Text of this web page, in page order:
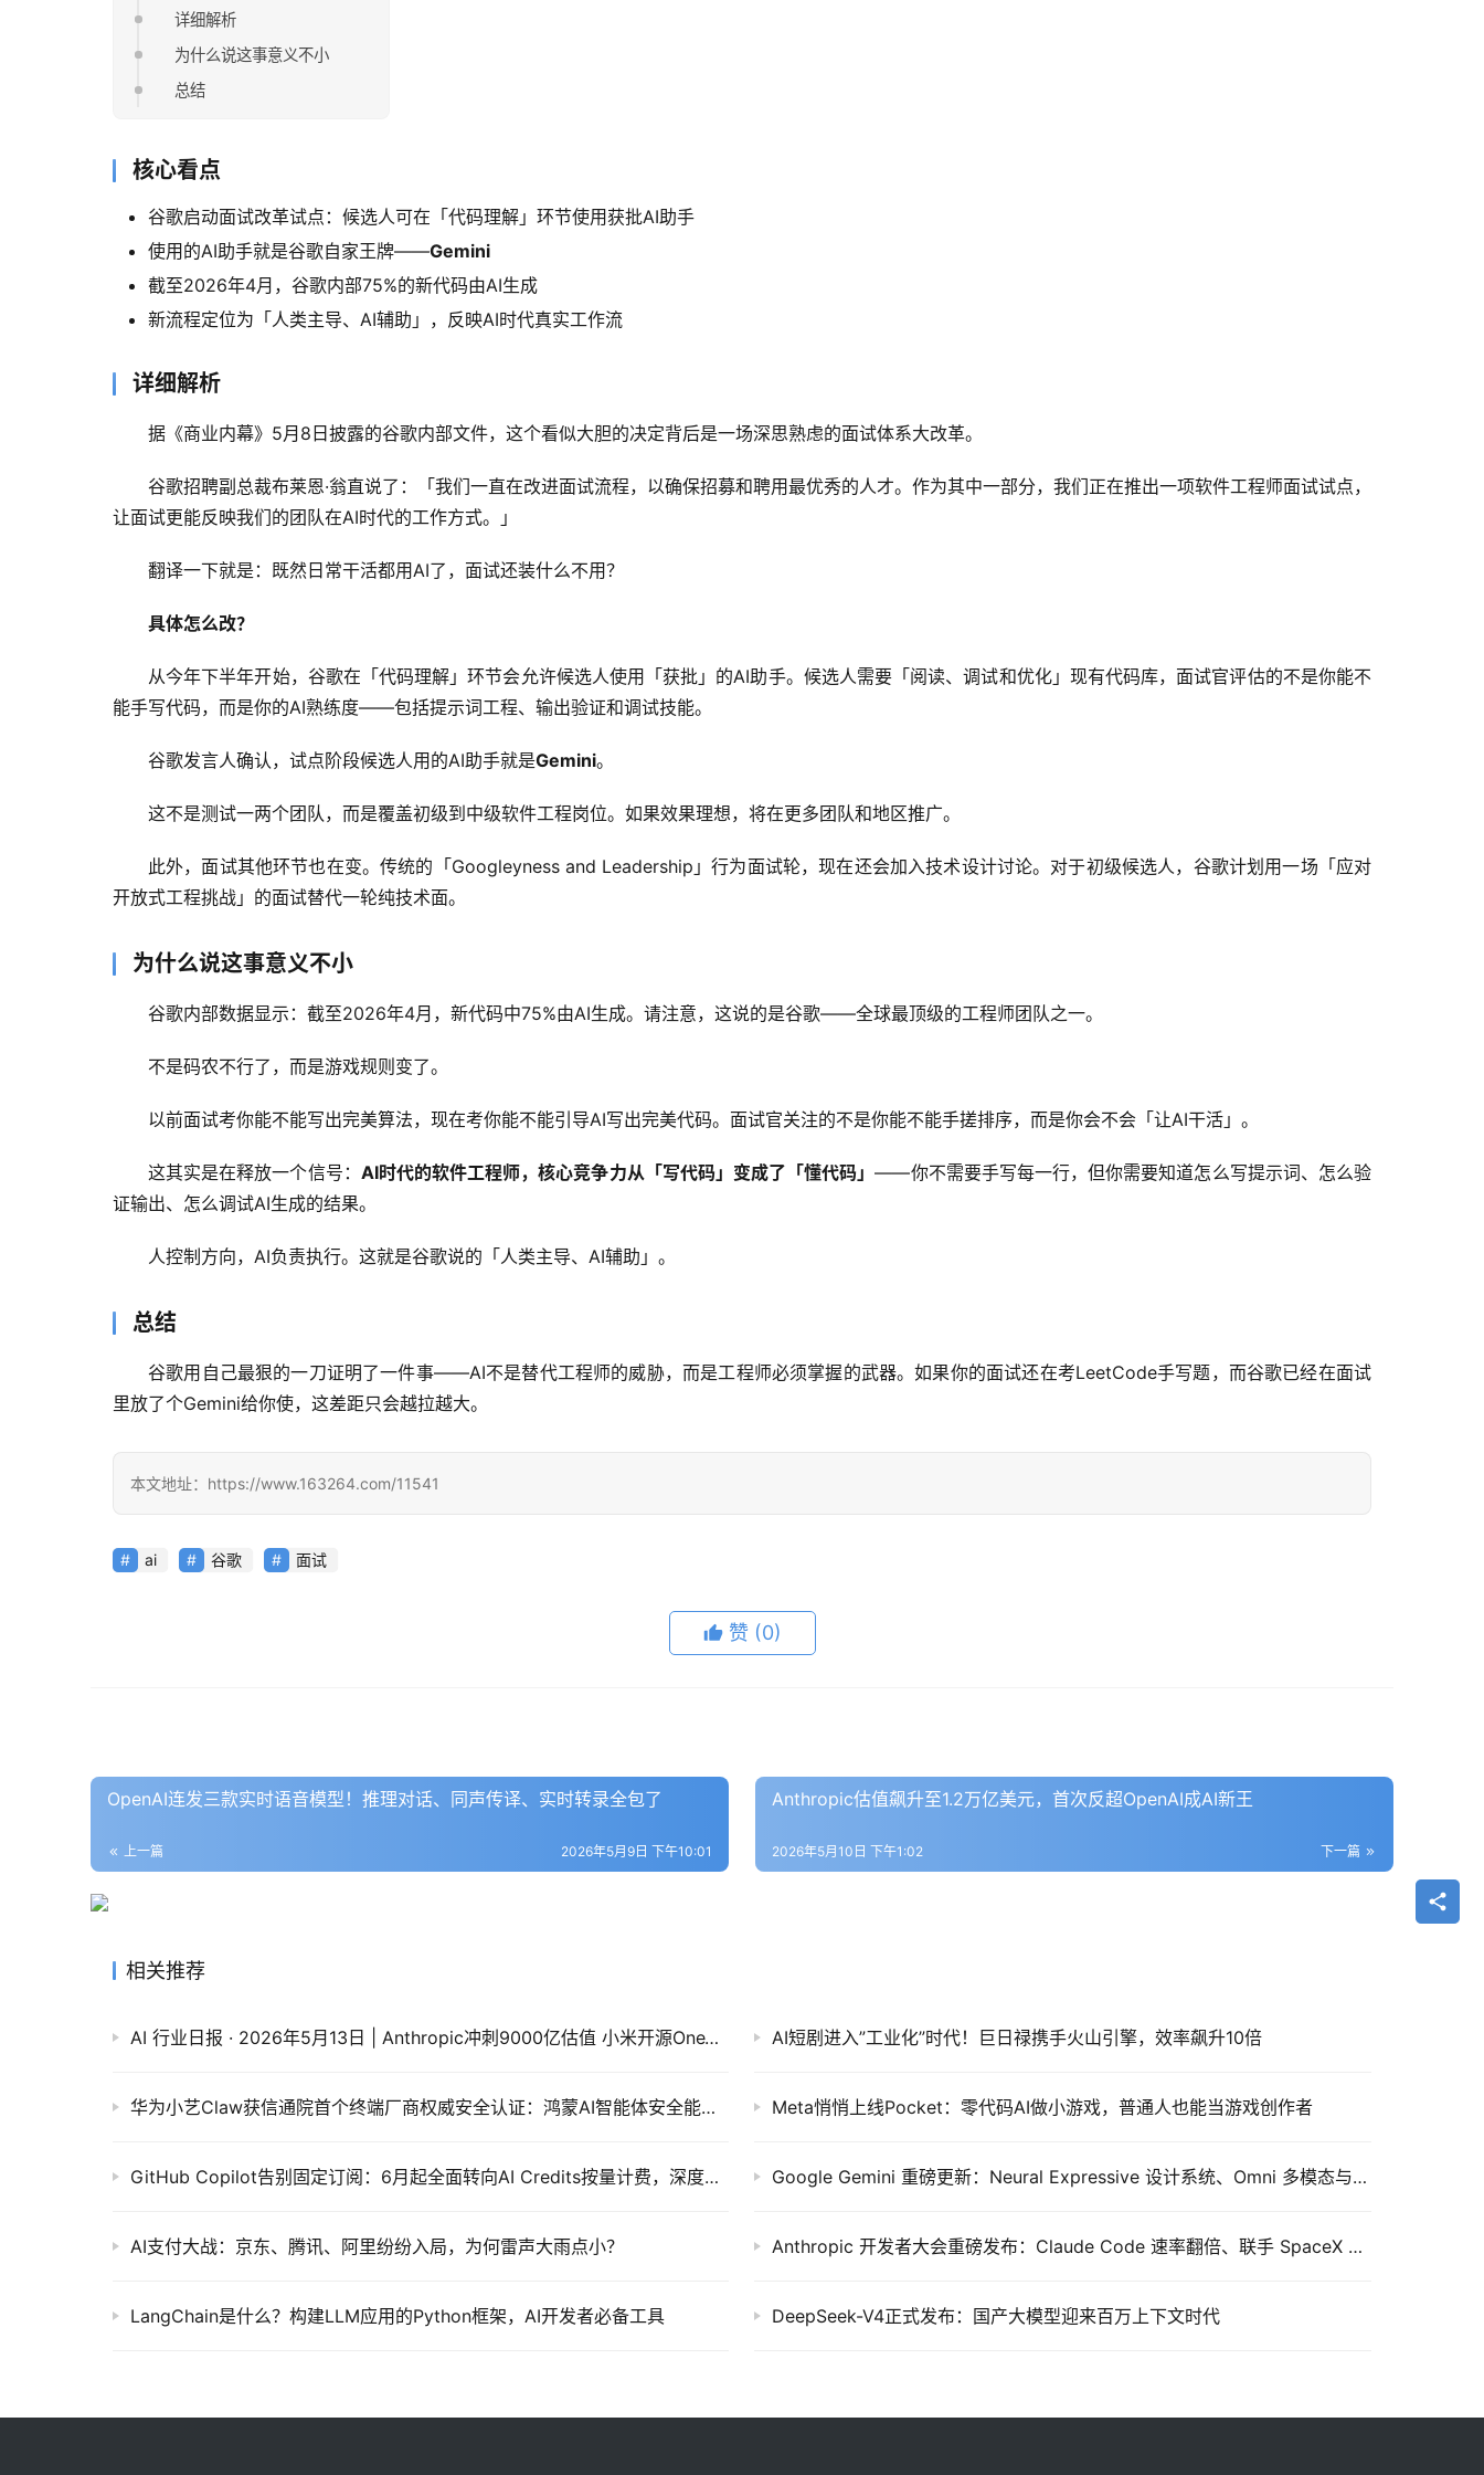
详细解析
为什么说这事意义不小
总结
核心看点
谷歌启动面试改革试点：候选人可在「代码理解」环节使用获批AI助手
使用的AI助手就是谷歌自家王牌——Gemini
截至2026年4月，谷歌内部75%的新代码由AI生成
新流程定位为「人类主导、AI辅助」，反映AI时代真实工作流
详细解析
据《商业内幕》5月8日披露的谷歌内部文件，这个看似大胆的决定背后是一场深思熟虑的面试体系大改革。
谷歌招聘副总裁布莱恩·翁直说了：「我们一直在改进面试流程，以确保招募和聘用最优秀的人才。作为其中一部分，我们正在推出一项软件工程师面试试点，
让面试更能反映我们的团队在AI时代的工作方式。」
翻译一下就是：既然日常干活都用AI了，面试还装什么不用？
具体怎么改？
从今年下半年开始，谷歌在「代码理解」环节会允许候选人使用「获批」的AI助手。候选人需要「阅读、调试和优化」现有代码库，面试官评估的不是你能不
能手写代码，而是你的AI熟练度——包括提示词工程、输出验证和调试技能。
谷歌发言人确认，试点阶段候选人用的AI助手就是Gemini。
这不是测试一两个团队，而是覆盖初级到中级软件工程岗位。如果效果理想，将在更多团队和地区推广。
此外，面试其他环节也在变。传统的「Googleyness and Leadership」行为面试轮，现在还会加入技术设计讨论。对于初级候选人，谷歌计划用一场「应对
开放式工程挑战」的面试替代一轮纯技术面。
为什么说这事意义不小
谷歌内部数据显示：截至2026年4月，新代码中75%由AI生成。请注意，这说的是谷歌——全球最顶级的工程师团队之一。
不是码农不行了，而是游戏规则变了。
以前面试考你能不能写出完美算法，现在考你能不能引导AI写出完美代码。面试官关注的不是你能不能手搓排序，而是你会不会「让AI干活」。
这其实是在释放一个信号： AI时代的软件工程师，核心竞争力从「写代码」变成了「懂代码」——你不需要手写每一行，但你需要知道怎么写提示词、怎么验
证输出、怎么调试AI生成的结果。
人控制方向，AI负责执行。这就是谷歌说的「人类主导、AI辅助」。
总结
谷歌用自己最狠的一刀证明了一件事——AI不是替代工程师的威胁，而是工程师必须掌握的武器。如果你的面试还在考LeetCode手写题，而谷歌已经在面试
里放了个Gemini给你使，这差距只会越拉越大。
本文地址：https://www.163264.com/11541
ai 谷歌 面试
赞 (0)
OpenAI连发三款实时语音模型！推理对话、同声传译、实时转录全包了
上一篇 2026年5月9日 下午10:01
Anthropic估值飙升至1.2万亿美元，首次反超OpenAI成AI新王
下一篇
2026年5月10日 下午1:02
相关推荐
AI 行业日报 · 2026年5月13日 | Anthropic冲刺9000亿估值 小米开源OneVL 李彦宏定义DAA新指标 AI短剧进入”工业化”时代！巨日禄携手火山引擎，效率飙升10倍
华为小艺Claw获信通院首个终端厂商权威安全认证：鸿蒙AI智能体安全能力获认可 Meta悄悄上线Pocket：零代码AI做小游戏，普通人也能当游戏创作者
GitHub Copilot告别固定订阅：6月起全面转向AI Credits按量计费，深度用户成本或大涨 Google Gemini 重磅更新：Neural Expressive 设计系统、Omni 多模态与智能体体验全面升级
AI支付大战：京东、腾讯、阿里纷纷入局，为何雷声大雨点小？ Anthropic 开发者大会重磅发布：Claude Code 速率翻倍、联手 SpaceX 拿下 22 万 GPU、多 Agent 编排正式上线
LangChain是什么？构建LLM应用的Python框架，AI开发者必备工具 DeepSeek-V4正式发布：国产大模型迎来百万上下文时代